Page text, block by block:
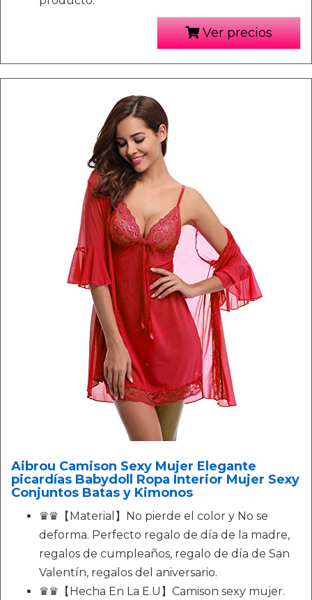
Ver precios
Aibrou Camison Sexy Mujer Elegante
picardías Babydoll Ropa Interior Mujer Sexy
Conjuntos Batas y Kimonos
♛♛【Material】No pierde el color y No se
deforma. Perfecto regalo de día de la madre,
regalos de cumpleaños, regalo de día de San
Valentín, regalos del aniversario.
♛♛【Hecha En La E.U】Camison sexy mujer.